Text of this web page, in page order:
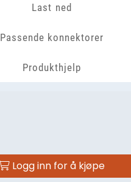
Last ned
Passende konnektorer
Produkthjelp
Logg inn for å kjøpe